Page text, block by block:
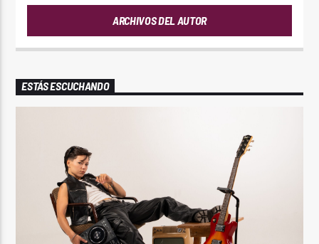
ARCHIVOS DEL AUTOR
ESTÁS ESCUCHANDO